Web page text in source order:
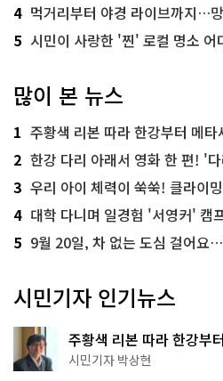
4 먹거리부터 야경 라이브까지…
5 시민이 사랑한 '찐' 로컬 명소 어디
많이 본 뉴스
1 주황색 리본 따라 한강부터 메타세쿼이
2 한강 다리 아래서 영화 한 편! '
3 우리 아이 체력이 쑥쑥! 클라이
4 대학 다니며 일경험 '서영커' 캠
5 9월 20일, 차 없는 도심 걸어요…'서울
시민기자 인기뉴스
주황색 리본 따라 한강부
서울둘레길 15코스
시민기자 박상현